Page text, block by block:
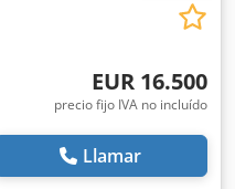
EUR 16.500
precio fijo IVA no incluído
Llamar